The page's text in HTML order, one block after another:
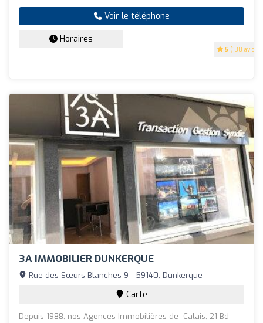
5 (138 avis)
Voir le téléphone
Horaires
3A IMMOBILIER DUNKERQUE
Rue des Sœurs Blanches 9 - 59140, Dunkerque
Carte
Depuis 1988, nos Agences Immobilières de -Calais, 21 Bd